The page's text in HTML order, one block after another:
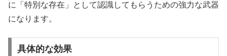
に「特別な存在」として認識してもらうための強力な武器
になります。
具体的な効果